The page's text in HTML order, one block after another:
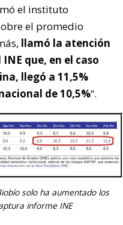
el instituto
el promedio
llamó la atención
que, en el caso
llegó a 11,5%
de 10,5%“.
solo ha aumentado los
informe INE